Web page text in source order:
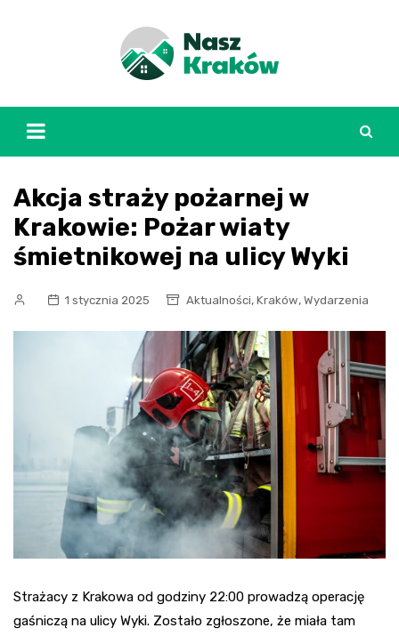
Akcja straży pożarnej w
Krakowie: Pożar wiaty
śmietnikowej na ulicy Wyki
1 stycznia 2025 Aktualności, Kraków, Wydarzenia
Strażacy z Krakowa od godziny 22:00 prowadzą operację
gaśniczą na ulicy Wyki. Zostało zgłoszone, że miała tam